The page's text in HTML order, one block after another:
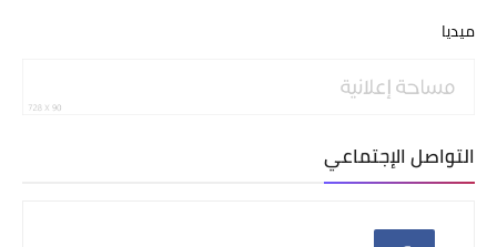
ميديا
التواصل الإجتماعي